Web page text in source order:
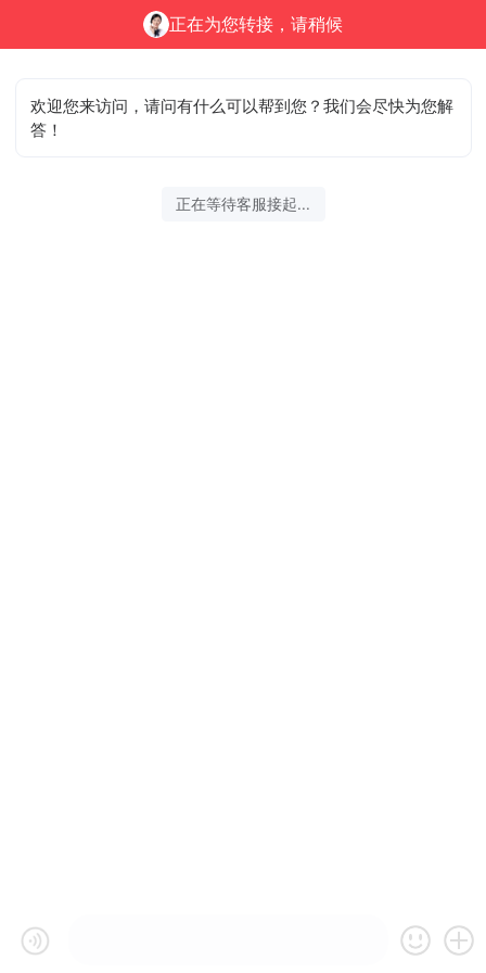
正在为您转接，请稍候
欢迎您来访问，请问有什么可以帮到您？我们会尽快为您解
答！
正在等待客服接起...